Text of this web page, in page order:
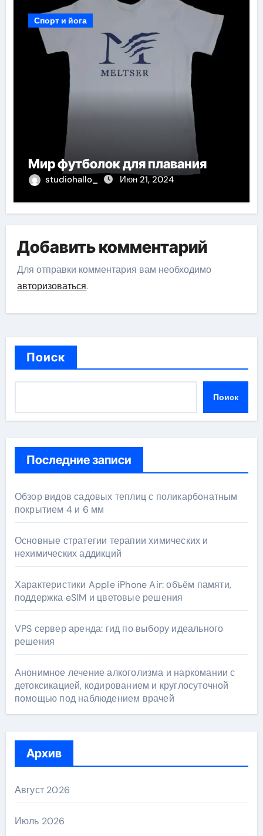
Спорт и йога
Мир футболок для плавания
studiohallo_ Июн 21, 2024
Добавить комментарий
Для отправки комментария вам необходимо
авторизоваться.
Поиск
Поиск
Последние записи
Обзор видов садовых теплиц с поликарбонатным
покрытием 4 и 6 мм
Основные стратегии терапии химических и
нехимических аддикций
Характеристики Apple iPhone Air: объём памяти,
поддержка eSIM и цветовые решения
VPS сервер аренда: гид по выбору идеального
решения
Анонимное лечение алкоголизма и наркомании с
детоксикацией, кодированием и круглосуточной
помощью под наблюдением врачей
Архив
Август 2026
Июль 2026